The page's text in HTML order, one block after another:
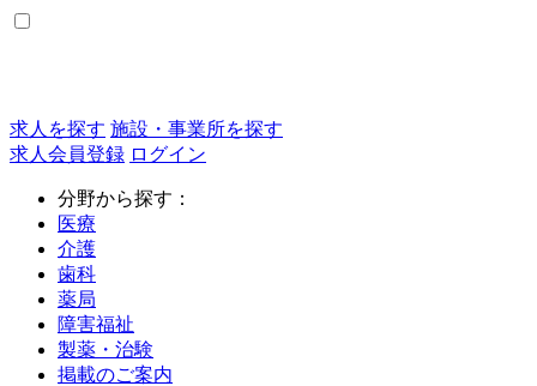
求人を探す 施設・事業所を探す
求人会員登録 ログイン
分野から探す：
医療
介護
歯科
薬局
障害福祉
製薬・治験
掲載のご案内